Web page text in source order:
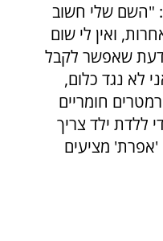
"השם שלי חשוב
ואין לי שום
שאפשר לקבל
לא נגד כלום,
חומריים
ללדת ילד צריך
'אפרת' מציעים